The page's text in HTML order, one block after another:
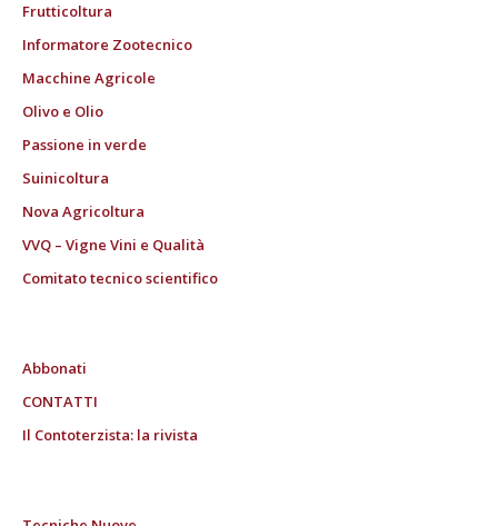
Frutticoltura
Informatore Zootecnico
Macchine Agricole
Olivo e Olio
Passione in verde
Suinicoltura
Nova Agricoltura
VVQ – Vigne Vini e Qualità
Comitato tecnico scientifico
Abbonati
CONTATTI
Il Contoterzista: la rivista